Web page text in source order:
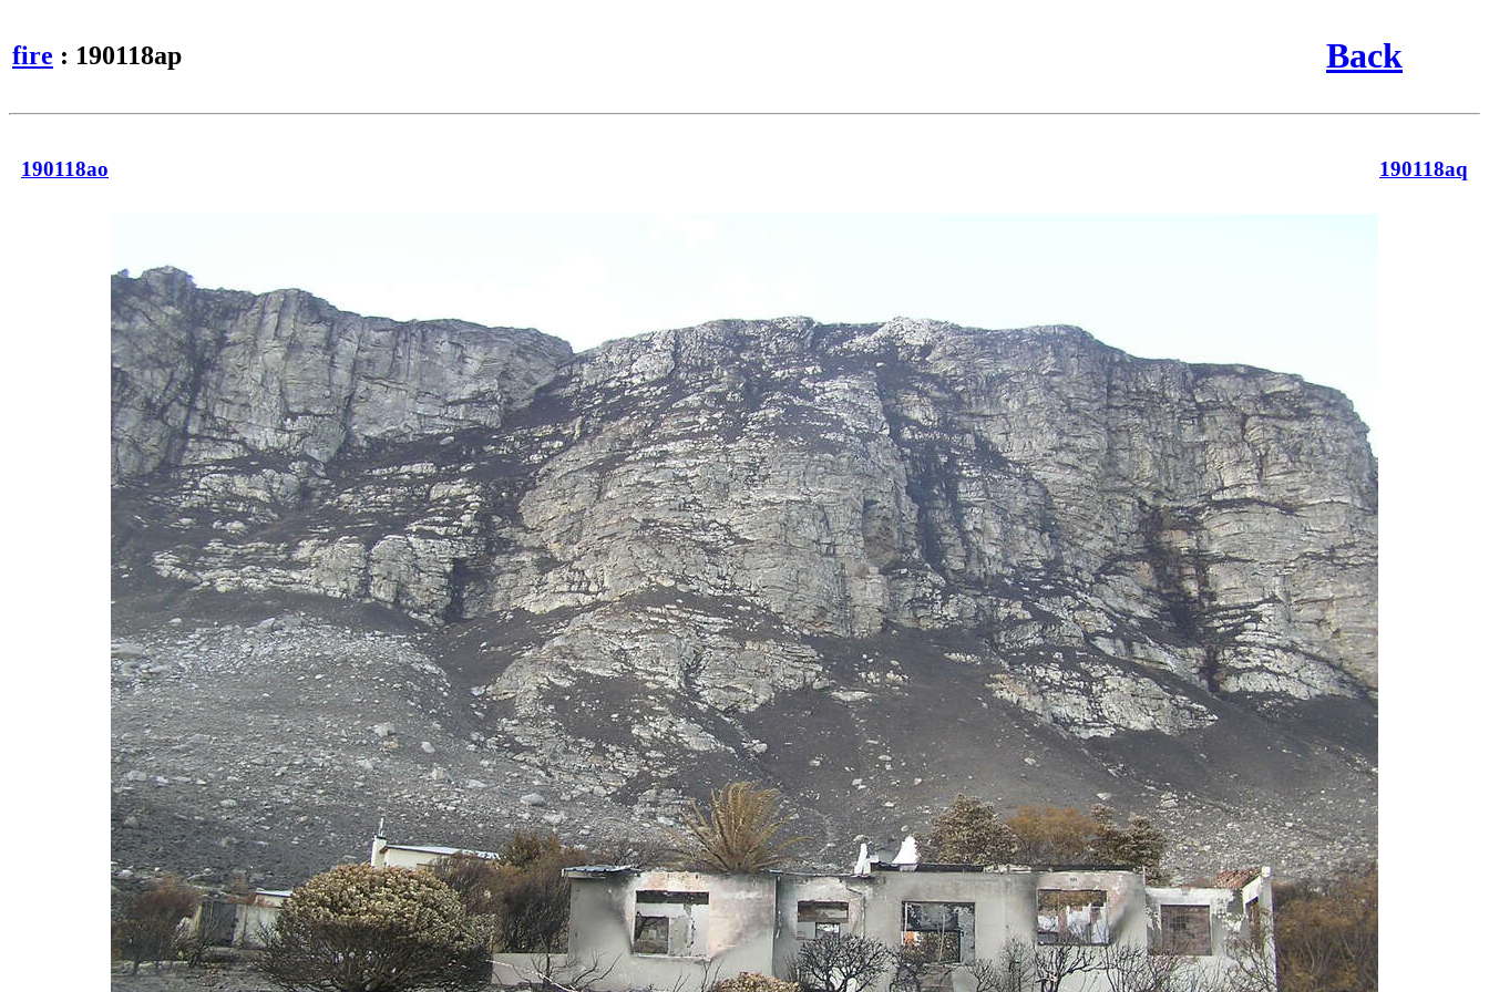
fire : 190118ap Back
190118ao 190118aq